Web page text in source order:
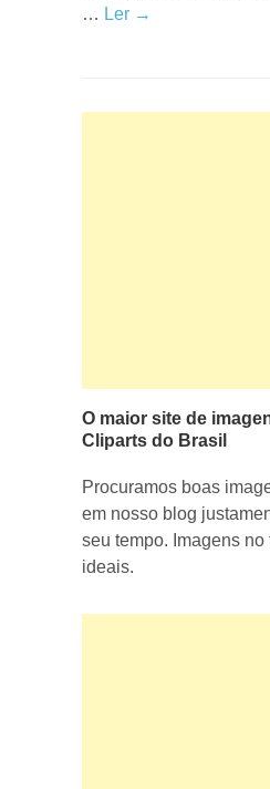
… Ler →
O maior site de
Cliparts do Brasil
Procuramos boas
em nosso blog
seu tempo. Imagens
ideais.